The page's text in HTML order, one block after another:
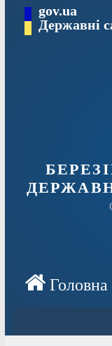
Перейтиgov.ua
Державні